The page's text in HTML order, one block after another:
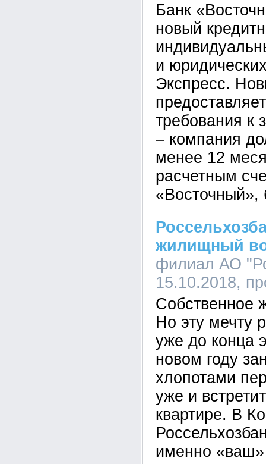
Банк
новый
и
Экспресс.
требования к
– компания
менее 12
расчетным
«Восточный»,
жилищный
филиал АО
15.10.2018,
Собственное
Но эту мечту
уже до конца
новом году
хлопотами
уже и
квартире. В
именно «ваш»